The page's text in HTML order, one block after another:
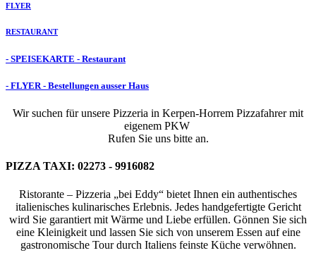
FLYER
RESTAURANT
- SPEISEKARTE - Restaurant
- FLYER - Bestellungen ausser Haus
Wir suchen für unsere Pizzeria in Kerpen-Horrem Pizzafahrer mit
eigenem PKW
Rufen Sie uns bitte an.
PIZZA TAXI: 02273 - 9916082
Ristorante – Pizzeria „bei Eddy“ bietet Ihnen ein authentisches
italienisches kulinarisches Erlebnis. Jedes handgefertigte Gericht
wird Sie garantiert mit Wärme und Liebe erfüllen. Gönnen Sie sich
eine Kleinigkeit und lassen Sie sich von unserem Essen auf eine
gastronomische Tour durch Italiens feinste Küche verwöhnen.